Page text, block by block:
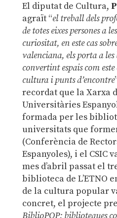
El diputat de Cultura,
agraït “el treball dels
de totes eixes persones a
curiositat, en este cas
valenciana, els porta a
convertint espais com
cultura i punts d’encontre
recordat que la Xarxa
Universitàries
formada per les
universitats que
(Conferència de
Espanyoles), i el CSIC
mes d’abril passat el
biblioteca de L’ETNO
de la cultura popular
concret, el projecte